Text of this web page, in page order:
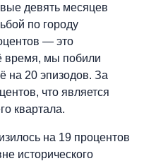
девять месяцев
по городу
— это
время, мы побили
на 20 эпизодов. За
что является
квартала.
на 19 процентов
исторического